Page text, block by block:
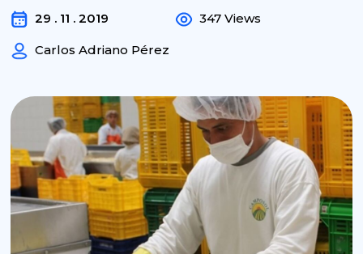
29 . 11 . 2019
Carlos Adriano Pérez
347 Views